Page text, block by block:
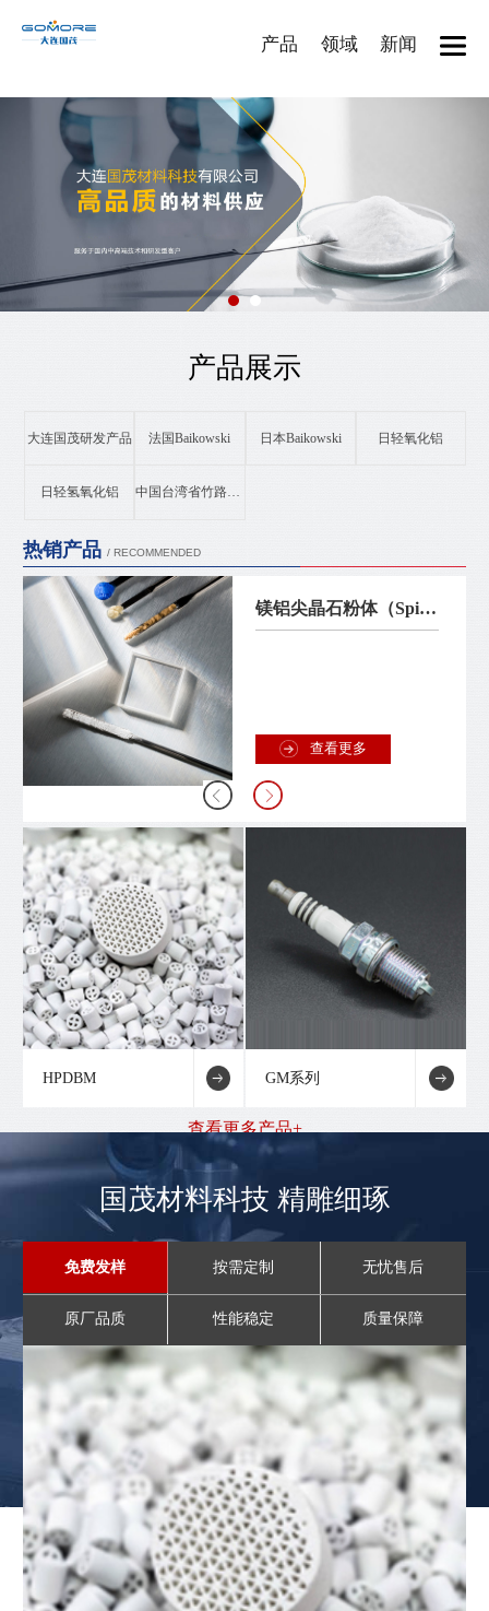
产品 领域 新闻
产品展示
大连国茂研发产品 法国Baikowski 日本Baikowski 日轻氧化铝
日轻氢氧化铝 中国台湾省竹路氮化铝
热销产品 / RECOMMENDED
镁铝尖晶石粉体（Spinel）
查看更多
HPDBM GM系列
查看更多产品+
国茂材料科技 精雕细琢
免费发样 按需定制 无忧售后
原厂品质 性能稳定 质量保障